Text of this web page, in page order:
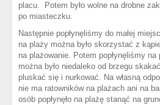
placu. Potem było wolne na drobne
po miasteczku.
Następnie popłynęliśmy do małej
na plaży można było skorzystać z
na plażowanie. Potem popłynęliśmy
można było niedaleko od brzegu
pluskać się i nurkować. Na własną
nie ma ratowników na plażach ani na
osób popłynęło na plażę stanąć na